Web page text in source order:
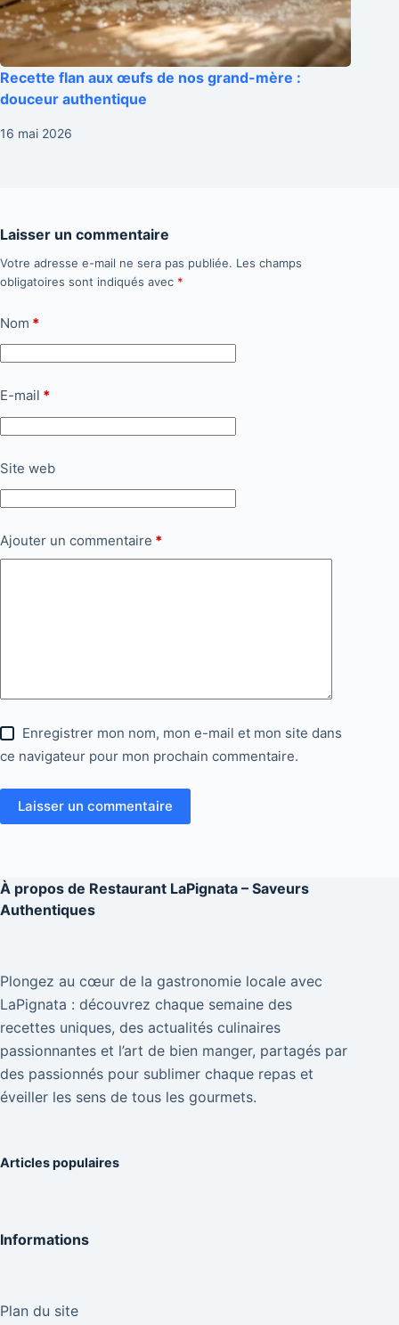
Recette flan aux œufs de nos grand-mère :
douceur authentique
16 mai 2026
Laisser un commentaire
Votre adresse e-mail ne sera pas publiée. Les champs
obligatoires sont indiqués avec *
Nom *
E-mail *
Site web
Ajouter un commentaire *
Enregistrer mon nom, mon e-mail et mon site dans
ce navigateur pour mon prochain commentaire.
Laisser un commentaire
À propos de Restaurant LaPignata – Saveurs
Authentiques
Plongez au cœur de la gastronomie locale avec
LaPignata : découvrez chaque semaine des
recettes uniques, des actualités culinaires
passionnantes et l’art de bien manger, partagés par
des passionnés pour sublimer chaque repas et
éveiller les sens de tous les gourmets.
Articles populaires
Informations
Plan du site